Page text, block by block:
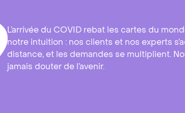
L’arrivée du COVID rebat les cartes du
notre intuition : nos clients et nos experts
distance, et les demandes se multiplient.
jamais douter de l’avenir.